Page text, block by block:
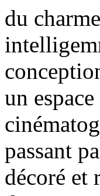
du
un
passant
décoré et